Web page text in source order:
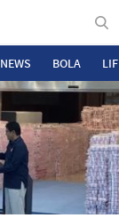
NEWS BOLA